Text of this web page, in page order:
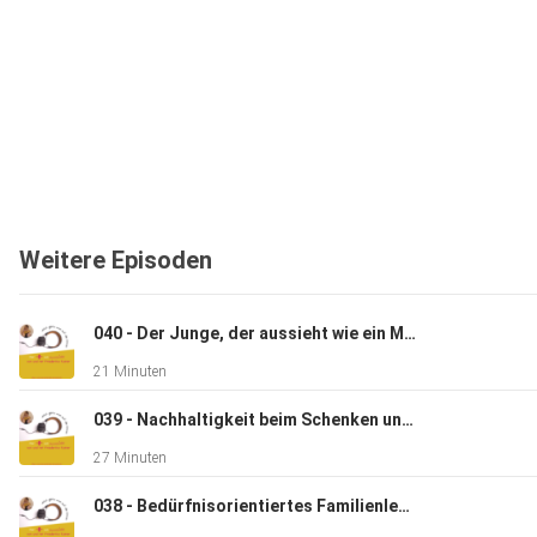
Weitere Episoden
040 - Der Junge, der aussieht wie ein Mädchen oder "Über das Gendern, Bewertungen, Rollenverteilungen und Klischees"
21 Minuten
039 - Nachhaltigkeit beim Schenken und in der Adventszeit
27 Minuten
038 - Bedürfnisorientiertes Familienleben